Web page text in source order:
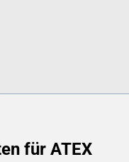
für ATEX